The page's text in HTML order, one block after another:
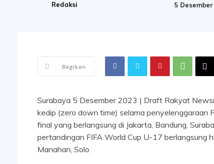
Redaksi 5
Bagikan
Surabaya 5 Desember 2023 | Draft Rakyat
kedip (zero down time) selama penyelenggaraan
final yang berlangsung di Jakarta, Bandung,
pertandingan FIFA World Cup U-17 berlangsung
Manahan, Solo.